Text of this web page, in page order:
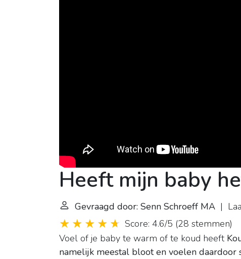
Heeft mijn baby
Gevraagd door: Senn Schroeff MA |
Score: 4.6/5 (28 stemmen)
Voel of je baby te warm of te koud heeft
namelijk meestal bloot en voelen daardoor